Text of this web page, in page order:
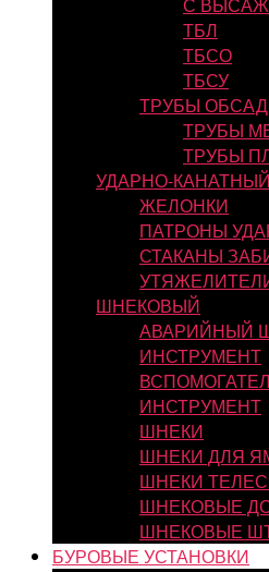
ТБЛ
ТБСО
ТБСУ
ТРУБЫ
ТРУБЫ
ТРУБЫ
УДАРНО-КАНАТНЫЙ
ЖЕЛОНКИ
ПАТРОНЫ
СТАКАНЫ
ШНЕКОВЫЙ
АВАРИЙНЫЙ
ИНСТРУМЕНТ
ИНСТРУМЕНТ
ШНЕКИ
ШНЕКИ ДЛЯ
ШНЕКИ
ШНЕКОВЫЕ
ШНЕКОВЫЕ
БУРОВЫЕ УСТАНОВКИ